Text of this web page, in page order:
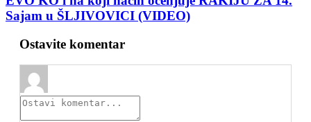
Sajam u ŠLJIVOVICI (VIDEO)
Ostavite komentar